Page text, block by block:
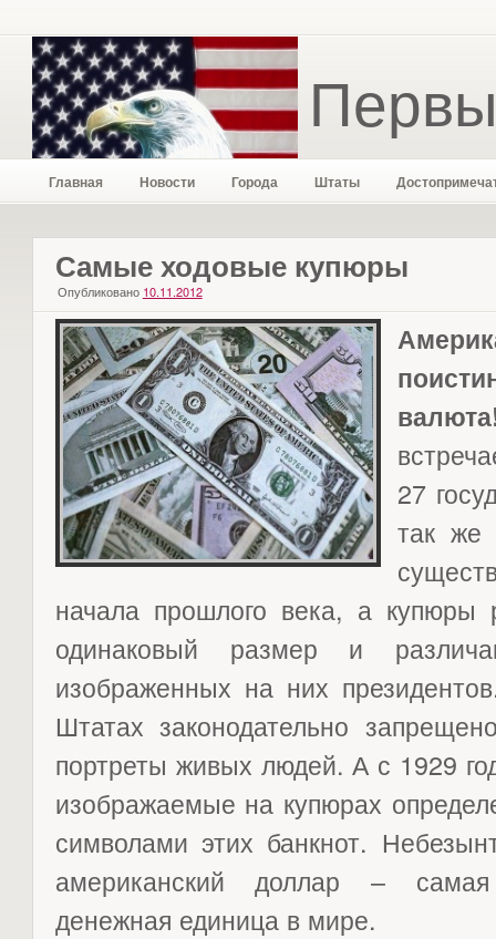
Главная Новости Города Штаты
Самые ходовые купюры
Опубликовано 10.11.2012
27
так же
начала прошлого века, а купюры
одинаковый размер и
изображенных на них
Штатах законодательно
портреты живых людей. А с 1929
изображаемые на купюрах
символами этих банкнот.
американский доллар –
денежная единица в мире.